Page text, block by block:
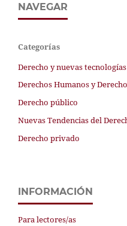
NAVEGAR
Categorías
Derecho y nuevas tecnologías
Derechos Humanos y
Derecho público
Nuevas Tendencias del
Derecho privado
INFORMACIÓN
Para lectores/as